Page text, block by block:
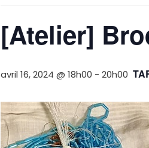
[Atelier]
avril 16, 2024 @ 18h00 - 20h00